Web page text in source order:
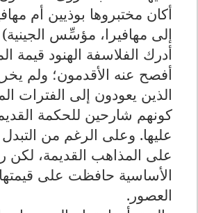
أكان مختبروها بوذيين أم
إلى مهافيرا، مؤسِّس
أدرك الفلاسفة الهنود قيمة
أفصح عنه الأقدمون؛ ولم
الذين يعودون إلى الفترات
كونهم شارحين للحكمة
عليها. وعلى الرغم من
على المذاهب القديمة، لكن
الأساسية حافظت على
العصور.